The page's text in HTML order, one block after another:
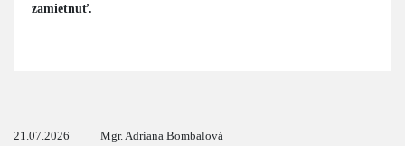
zamietnuť.
21.07.2026 Mgr. Adriana Bombalová